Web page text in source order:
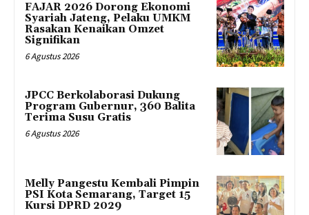
FAJAR 2026 Dorong Ekonomi
Syariah Jateng, Pelaku UMKM
Rasakan Kenaikan Omzet
Signifikan
6 Agustus 2026
JPCC Berkolaborasi Dukung
Program Gubernur, 360 Balita
Terima Susu Gratis
6 Agustus 2026
Melly Pangestu Kembali Pimpin
PSI Kota Semarang, Target 15
Kursi DPRD 2029